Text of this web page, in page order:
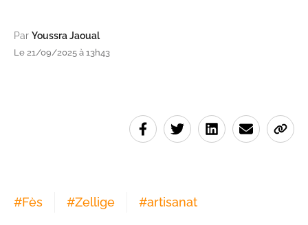
Par Youssra Jaoual
Le 21/09/2025 à 13h43
#Fès #Zellige #artisanat